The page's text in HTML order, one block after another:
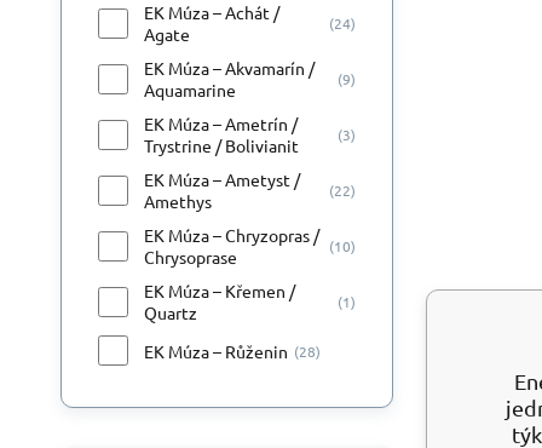
EK Múza – Achát /
Agate
(24)
EK Múza – Akvamarín /
Aquamarine
(9)
EK Múza – Ametrín /
Trystrine / Bolivianit
(3)
EK Múza – Ametyst /
Amethys
(22)
EK Múza – Chryzopras /
Chrysoprase
(10)
EK Múza – Křemen /
Quartz
(1)
EK Múza – Růženin (28)